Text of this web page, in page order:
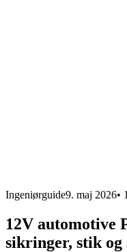
Ingeniørguide9. maj 2026•
12V automotive
sikringer, stik